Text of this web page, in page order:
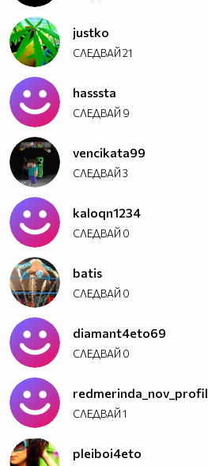
justko
СЛЕДВАЙ21
hasssta
СЛЕДВАЙ 9
vencikata99
СЛЕДВАЙ3
kaloqn1234
СЛЕДВАЙ 0
batis
СЛЕДВАЙ 0
diamant4eto69
СЛЕДВАЙ 0
redmerinda_nov_profil
СЛЕДВАЙ1
pleiboi4eto